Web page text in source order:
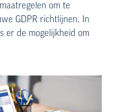
om te
GDPR richtlijnen. In
er de mogelijkheid om